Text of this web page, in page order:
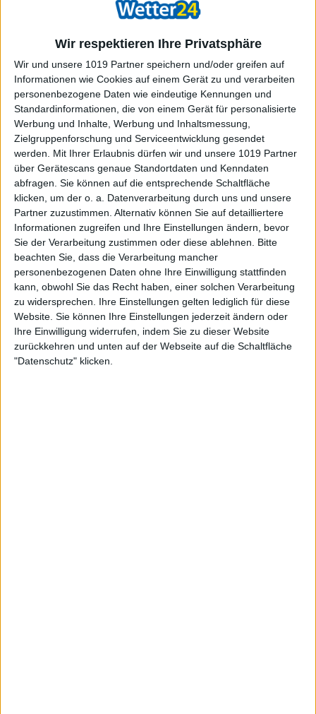
Wir respektieren Ihre Privatsphäre
Wir und unsere 1019 Partner speichern und/oder greifen auf
Informationen wie Cookies auf einem Gerät zu und verarbeiten
personenbezogene Daten wie eindeutige Kennungen und
Standardinformationen, die von einem Gerät für personalisierte
Werbung und Inhalte, Werbung und Inhaltsmessung,
Zielgruppenforschung und Serviceentwicklung gesendet
werden.
Mit Ihrer Erlaubnis dürfen wir und unsere 1019 Partner
über Gerätescans genaue Standortdaten und Kenndaten
abfragen. Sie können auf die entsprechende Schaltfläche
klicken, um der o. a. Datenverarbeitung durch uns und unsere
Partner zuzustimmen. Alternativ können Sie auf detailliertere
Informationen zugreifen und Ihre Einstellungen ändern, bevor
Sie der Verarbeitung zustimmen oder diese ablehnen.
Bitte
beachten Sie, dass die Verarbeitung mancher
personenbezogenen Daten ohne Ihre Einwilligung stattfinden
kann, obwohl Sie das Recht haben, einer solchen Verarbeitung
zu widersprechen. Ihre Einstellungen gelten lediglich für diese
Website. Sie können Ihre Einstellungen jederzeit ändern oder
Ihre Einwilligung widerrufen, indem Sie zu dieser Website
zurückkehren und unten auf der Webseite auf die Schaltfläche
"Datenschutz" klicken.